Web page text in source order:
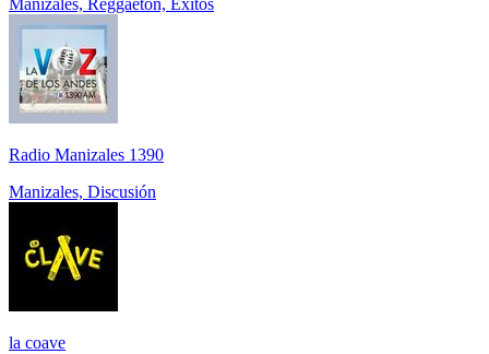
Manizales, Reggaetón, Éxitos
Radio Manizales 1390
Manizales, Discusión
la coave